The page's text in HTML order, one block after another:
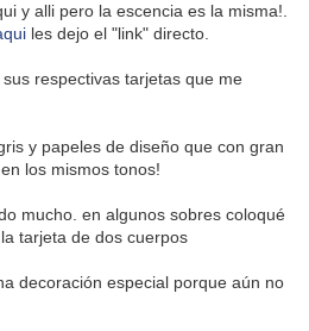
y alli pero la escencia es la misma!.
les dejo el "link" directo.
respectivas tarjetas que me
y papeles de diseño que con gran
los mismos tonos!
mucho. en algunos sobres coloqué
tarjeta de dos cuerpos
decoración especial porque aún no